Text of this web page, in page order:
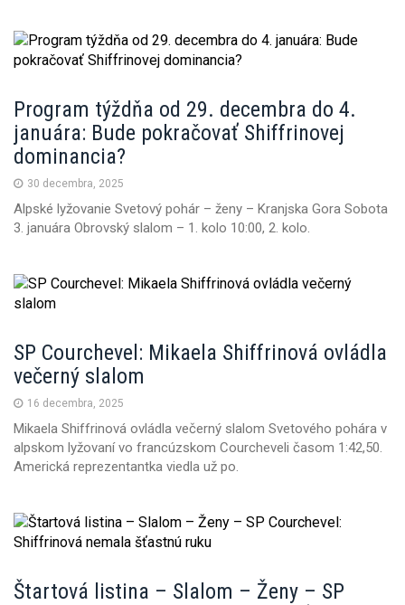
Program týždňa od 29. decembra do 4.
januára: Bude pokračovať Shiffrinovej
dominancia?
30 decembra, 2025
Alpské lyžovanie Svetový pohár – ženy – Kranjska Gora Sobota
3. januára Obrovský slalom – 1. kolo 10:00, 2. kolo.
SP Courchevel: Mikaela Shiffrinová ovládla
večerný slalom
16 decembra, 2025
Mikaela Shiffrinová ovládla večerný slalom Svetového pohára v
alpskom lyžovaní vo francúzskom Courcheveli časom 1:42,50.
Americká reprezentantka viedla už po.
Štartová listina – Slalom – Ženy – SP